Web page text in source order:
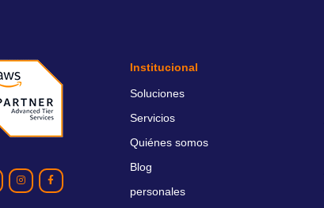
Institucional
Soluciones
Servicios
Quiénes somos
Blog
personales